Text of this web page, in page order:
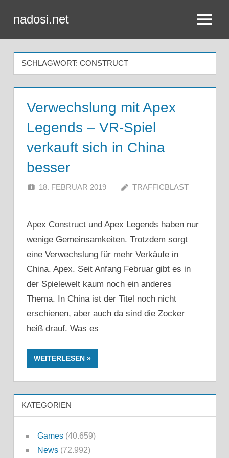
Inhalt
springen
nadosi.net Menü
SCHLAGWORT: CONSTRUCT
Verwechslung mit Apex
Legends – VR-Spiel
verkauft sich in China
besser
18. FEBRUAR 2019 TRAFFICBLAST
Apex Construct und Apex Legends haben nur
wenige Gemeinsamkeiten. Trotzdem sorgt
eine Verwechslung für mehr Verkäufe in
China. Apex. Seit Anfang Februar gibt es in
der Spielewelt kaum noch ein anderes
Thema. In China ist der Titel noch nicht
erschienen, aber auch da sind die Zocker
heiß drauf. Was es
WEITERLESEN
KATEGORIEN
Games(40.659)
News(72.992)